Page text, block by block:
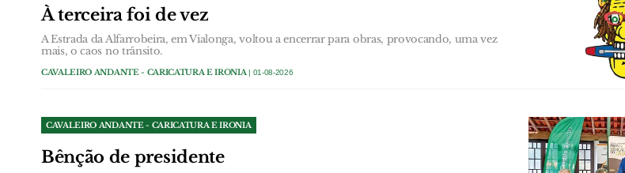
À terceira foi de vez
A Estrada da Alfarrobeira, em Vialonga, voltou a encerrar para obras, provocando, uma vez
mais, o caos no trânsito.
CAVALEIRO ANDANTE - CARICATURA E IRONIA | 01-08-2026
CAVALEIRO ANDANTE - CARICATURA E IRONIA
Bênção de presidente